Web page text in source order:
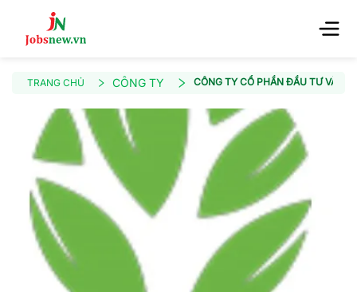
TRANG CHỦ CÔNG TY CÔNG TY CỔ PHẦN ĐẦU TƯ VÀ